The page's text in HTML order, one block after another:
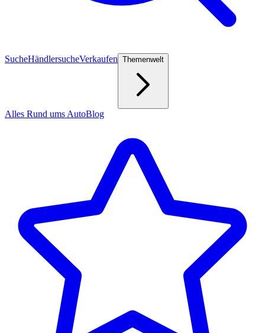
SucheHändlersucheVerkaufen Themenwelt
Alles Rund ums AutoBlog